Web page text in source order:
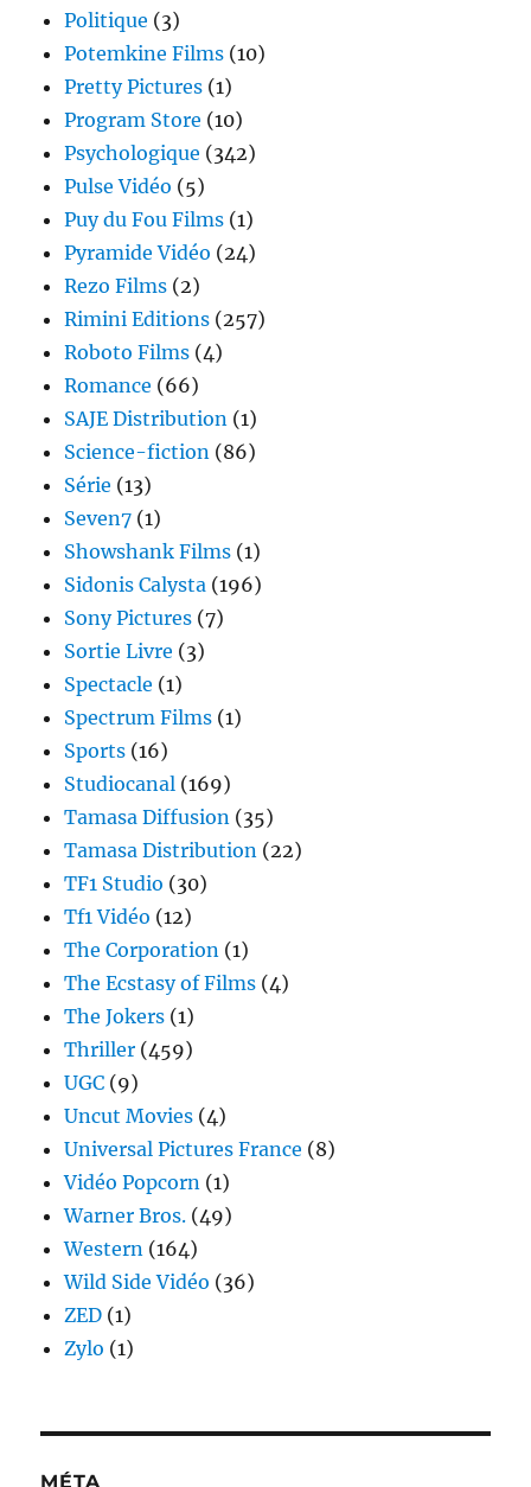
Politique (3)
Potemkine Films (10)
Pretty Pictures (1)
Program Store (10)
Psychologique (342)
Pulse Vidéo (5)
Puy du Fou Films (1)
Pyramide Vidéo (24)
Rezo Films (2)
Rimini Editions (257)
Roboto Films (4)
Romance (66)
SAJE Distribution (1)
Science-fiction (86)
Série (13)
Seven7 (1)
Showshank Films (1)
Sidonis Calysta (196)
Sony Pictures (7)
Sortie Livre (3)
Spectacle (1)
Spectrum Films (1)
Sports (16)
Studiocanal (169)
Tamasa Diffusion (35)
Tamasa Distribution (22)
TF1 Studio (30)
Tf1 Vidéo (12)
The Corporation (1)
The Ecstasy of Films (4)
The Jokers (1)
Thriller (459)
UGC (9)
Uncut Movies (4)
Universal Pictures France (8)
Vidéo Popcorn (1)
Warner Bros. (49)
Western (164)
Wild Side Vidéo (36)
ZED (1)
Zylo (1)
MÉTA